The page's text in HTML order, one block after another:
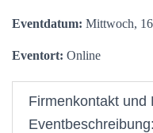
Eventdatum: Mittwoch,
Eventort: Online
Firmenkontakt und
Eventbeschreibung: